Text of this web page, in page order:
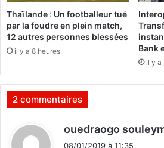
é
t
a
y
e
o
m
t
d
r
Thaïlande : Un footballeur tué
par la foudre en plein match,
12 autres personnes blessées
il y a 8 heures
Bank
il y a
2 commentaires
ouedraogo
08/01/2019 à 11:35